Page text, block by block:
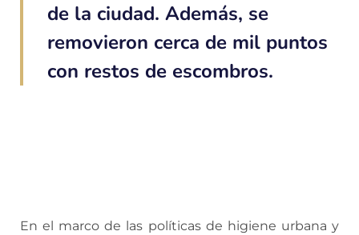
de la ciudad. Además, se
removieron cerca de mil puntos
con restos de escombros.
En el marco de las políticas de higiene urbana y